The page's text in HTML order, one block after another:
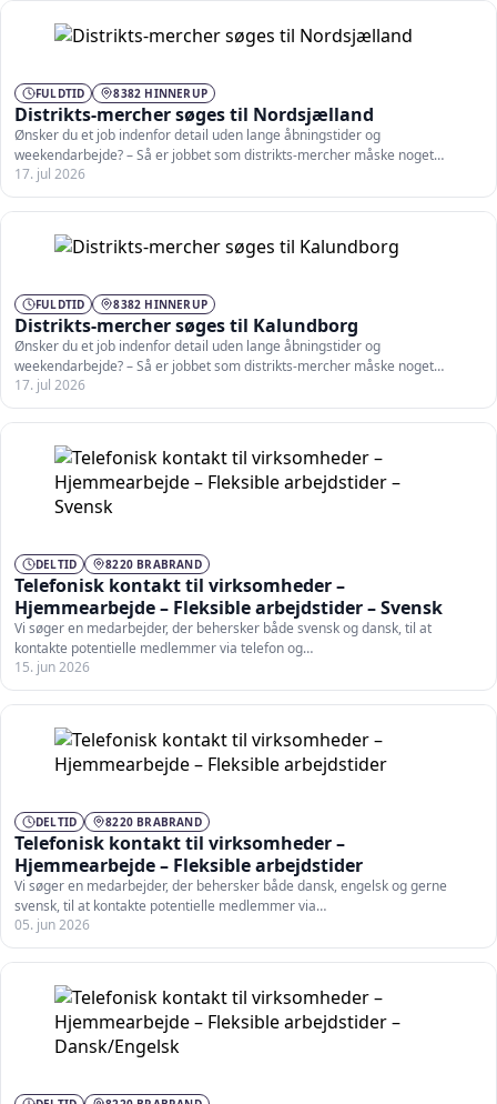
FULDTID 8382 HINNERUP
Distrikts-mercher søges til Nordsjælland
Ønsker du et job indenfor detail uden lange åbningstider og
weekendarbejde? – Så er jobbet som distrikts-mercher måske noget…
17. jul 2026
FULDTID 8382 HINNERUP
Distrikts-mercher søges til Kalundborg
Ønsker du et job indenfor detail uden lange åbningstider og
weekendarbejde? – Så er jobbet som distrikts-mercher måske noget…
17. jul 2026
DELTID 8220 BRABRAND
Telefonisk kontakt til virksomheder –
Hjemmearbejde – Fleksible arbejdstider – Svensk
Vi søger en medarbejder, der behersker både svensk og dansk, til at
kontakte potentielle medlemmer via telefon og…
15. jun 2026
DELTID 8220 BRABRAND
Telefonisk kontakt til virksomheder –
Hjemmearbejde – Fleksible arbejdstider
Vi søger en medarbejder, der behersker både dansk, engelsk og gerne
svensk, til at kontakte potentielle medlemmer via…
05. jun 2026